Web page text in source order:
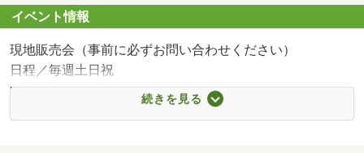
イベント情報
現地販売会（事前に必ずお問い合わせください）
日程／毎週土日祝
時間／10:00～17:00
☆お家探しのツアーコンダクター☆
続きを見る